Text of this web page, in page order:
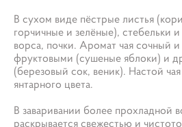
В сухом виде пёстрые листья
горчичные и зелёные), стебельки
ворса, почки. Аромат чая сочный
фруктовыми (сушеные яблоки) и
(березовый сок, веник). Настой
янтарного цвета.
В заваривании более прохладной
раскрывается свежестью и